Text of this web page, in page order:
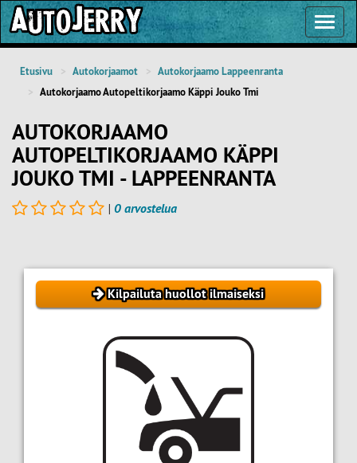
Etusivu Autokorjaamot
Autokorjaamo Lappeenranta
Autokorjaamo Autopeltikorjaamo Käppi Jouko Tmi
AUTOKORJAAMO
AUTOPELTIKORJAAMO KÄPPI
JOUKO TMI - LAPPEENRANTA
| 0 arvostelua
Kilpailuta huollot ilmaiseksi